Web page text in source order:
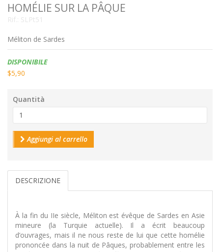
HOMÉLIE SUR LA PÂQUE
Rif.: SLPt51
Méliton de Sardes
Disponibilità:
DISPONIBILE
$5,90
Quantità
Aggiungi al carrello
DESCRIZIONE
À la fin du IIe siècle, Méliton est évêque de Sardes en Asie
mineure (la Turquie actuelle). Il a écrit beaucoup
d’ouvrages, mais il ne nous reste de lui que cette homélie
prononcée dans la nuit de Pâques, probablement entre les